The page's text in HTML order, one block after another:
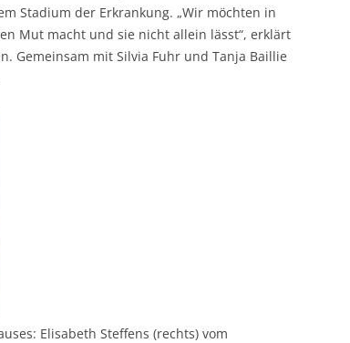
Stadium der Erkrankung. „Wir möchten in
Mut macht und sie nicht allein lässt“, erklärt
Gemeinsam mit Silvia Fuhr und Tanja Baillie
Elisabeth Steffens (rechts) vom